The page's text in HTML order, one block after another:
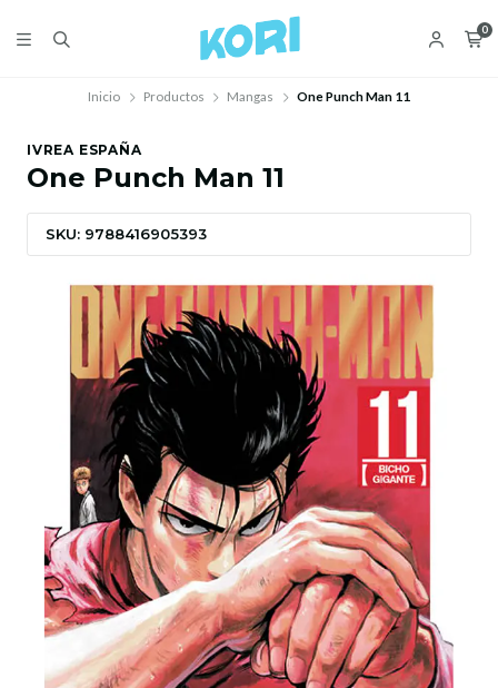
0
Inicio Productos Mangas One Punch Man 11
IVREA ESPAÑA
One Punch Man 11
SKU: 9788416905393